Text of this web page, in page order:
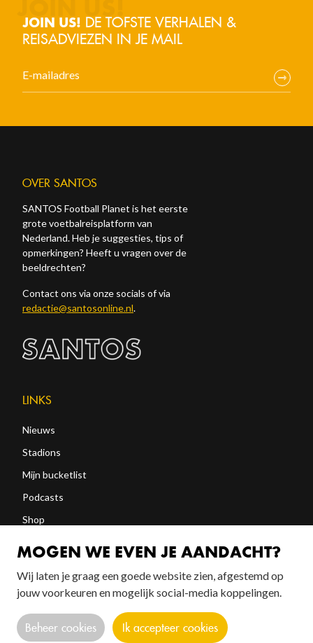
JOIN US! DE TOFSTE VERHALEN &
REISADVIEZEN IN JE MAIL
OVER SANTOS
SANTOS Football Planet is het eerste
grote voetbalreisplatform van
Nederland. Heb je suggesties, tips of
opmerkingen? Heeft u vragen over de
beeldrechten?
Contact ons via onze socials of via
redactie@santosonline.nl.
LINKS
Nieuws
Stadions
Mijn bucketlist
Podcasts
Shop
FOLLOW US!
MOGEN WE EVEN JE AANDACHT?
Wij laten je graag een goede website zien, afgestemd op
jouw voorkeuren en mogelijk social-media koppelingen.
Beheer cookies Ik accepteer cookies